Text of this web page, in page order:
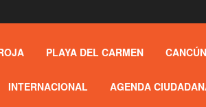
PLAYA DEL CARMEN CANCÚN
INTERNACIONAL AGENDA